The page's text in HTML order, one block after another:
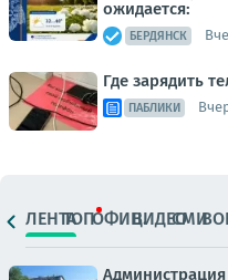
ожидается:
БЕРДЯНСК
Где зарядить
ПАБЛИКИ
ЛЕНТАТОПОФИЦ.ВИДЕОСМИ
Администрация